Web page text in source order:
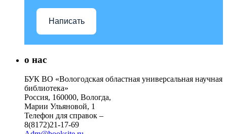
Написать
о нас
БУК ВО «Вологодская областная универсальная научная
библиотека»
Россия, 160000, Вологда,
Марии Ульяновой, 1
Телефон для справок –
8(8172)21-17-69